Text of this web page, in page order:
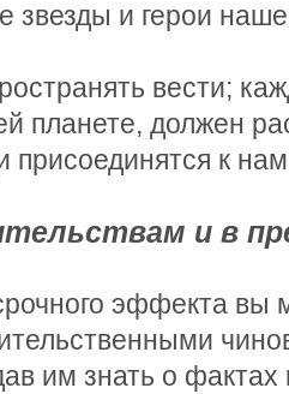
звезды и герои
вести;
планете, должен
присоединятся к
и в
эффекта вы
им знать о фактах